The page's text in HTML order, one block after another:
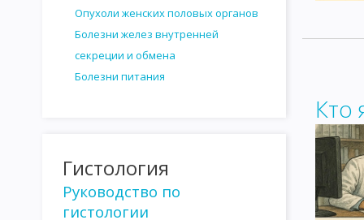
САНИТАРНО - БАКТЕРИОЛОГИЧЕСКОЕ ИССЛЕДОВАНИЕ ПОЧВЫ
ИССЛЕДОВАНИЕ МОЛОКА И МОЛОЧНЫХ ПРОДУКТОВ
ИССЛЕДОВАНИЕ НАПИТКОВ И СИРОПОВ
ИССЛЕДОВАНИЕ ПЕРЕВЯЗОЧНОГО И ХИРУРГИЧЕСКОГО
ИНТЕРЕСНАЯ
Опухоли женских половых органов
Болезни желез внутренней
секреции и обмена
Болезни питания
Гистология
Руководство по
гистологии
Кто